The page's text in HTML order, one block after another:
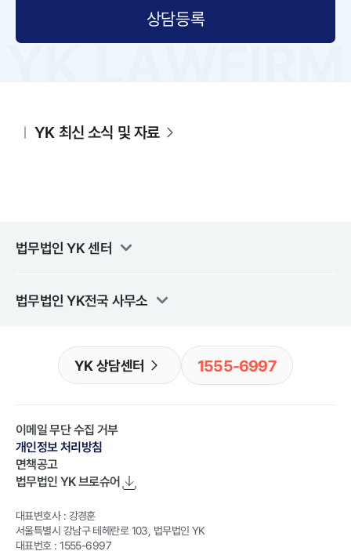
상담등록
YK 최신 소식 및 자료
법무법인 YK센터
법무법인 YK전국 사무소
YK 상담센터 1555-6997
이메일 무단 수집 거부
개인정보 처리방침
면책공고
법무법인 YK브로슈어
대표변호사 : 강경훈
서울특별시 강남구 테헤란로 103, 법무법인 YK
대표번호 : 1555-6997